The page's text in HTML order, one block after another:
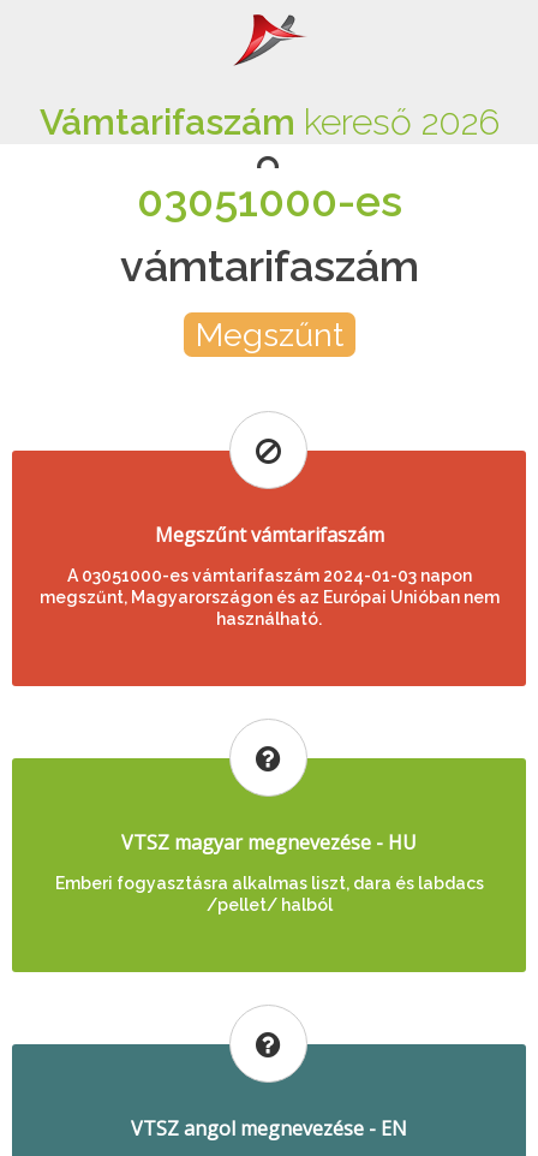
Vámtarifaszám kereső 2026
03051000-es
vámtarifaszám
Megszűnt
Megszűnt vámtarifaszám
A 03051000-es vámtarifaszám 2024-01-03 napon
megszűnt, Magyarországon és az Európai Unióban nem
használható.
VTSZ magyar megnevezése - HU
Emberi fogyasztásra alkalmas liszt, dara és labdacs
/pellet/ halból
VTSZ angol megnevezése - EN